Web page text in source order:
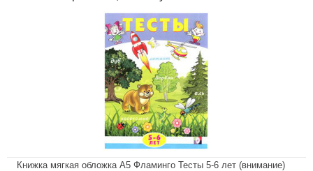
Книжка мягкая обложка А5 Фламинго Тесты 5-6 лет (внимание)